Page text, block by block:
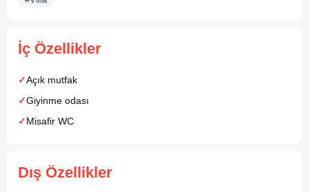
İç Özellikler
Açık mutfak
Giyinme odası
Misafir WC
Dış Özellikler